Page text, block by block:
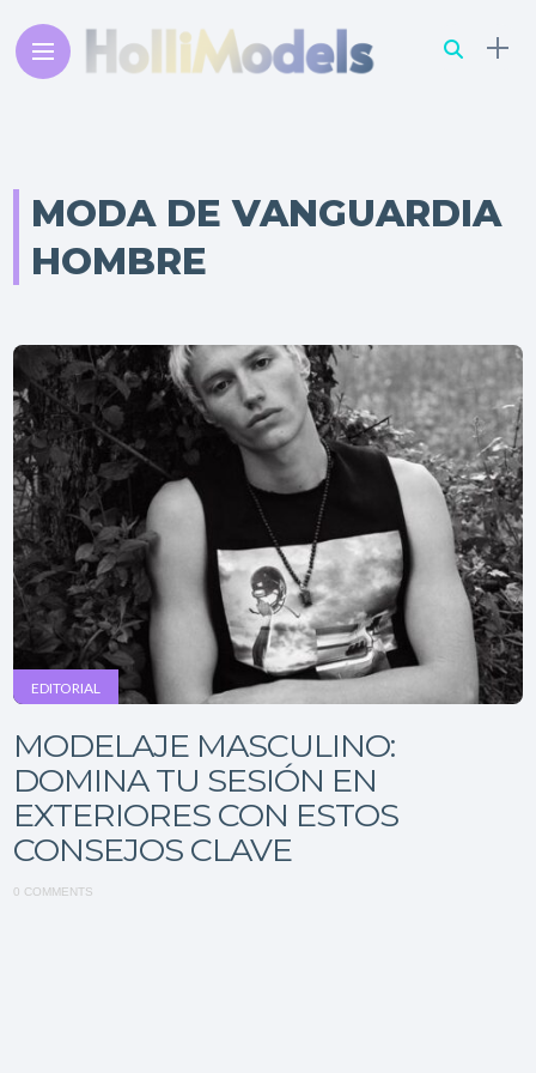
MODA DE VANGUARDIA
HOMBRE
EDITORIAL
MODELAJE MASCULINO:
DOMINA TU SESIÓN EN
EXTERIORES CON ESTOS
CONSEJOS CLAVE
0 COMMENTS